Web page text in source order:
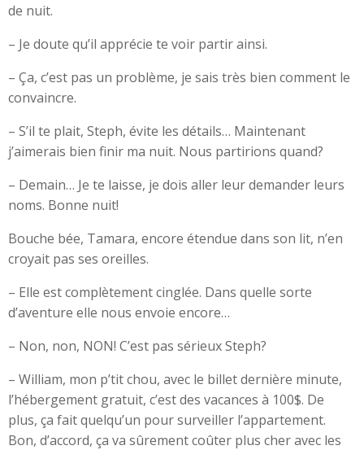
de nuit.
– Je doute qu’il apprécie te voir partir ainsi.
– Ça, c’est pas un problème, je sais très bien comment le
convaincre.
– S’il te plait, Steph, évite les détails… Maintenant
j’aimerais bien finir ma nuit. Nous partirions quand?
– Demain… Je te laisse, je dois aller leur demander leurs
noms. Bonne nuit!
Bouche bée, Tamara, encore étendue dans son lit, n’en
croyait pas ses oreilles.
– Elle est complètement cinglée. Dans quelle sorte
d’aventure elle nous envoie encore…
– Non, non, NON! C’est pas sérieux Steph?
– William, mon p’tit chou, avec le billet dernière minute,
l’hébergement gratuit, c’est des vacances à 100$. De
plus, ça fait quelqu’un pour surveiller l’appartement.
Bon, d’accord, ça va sûrement coûter plus cher avec les